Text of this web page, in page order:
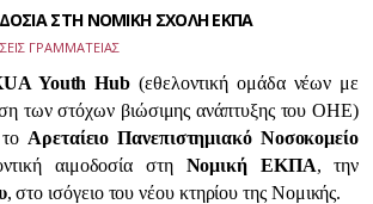
ΣΤΗ ΝΟΜΙΚΗ ΣΧΟΛΗ ΕΚΠΑ
ΓΡΑΜΜΑΤΕΙΑΣ
Youth Hub (εθελοντική ομάδα νέων με
των στόχων βιώσιμης ανάπτυξης του ΟΗΕ)
Αρεταίειο Πανεπιστημιακό Νοσοκομείο
αιμοδοσία στη Νομική ΕΚΠΑ, την
, στο ισόγειο του νέου κτηρίου της Νομικής.